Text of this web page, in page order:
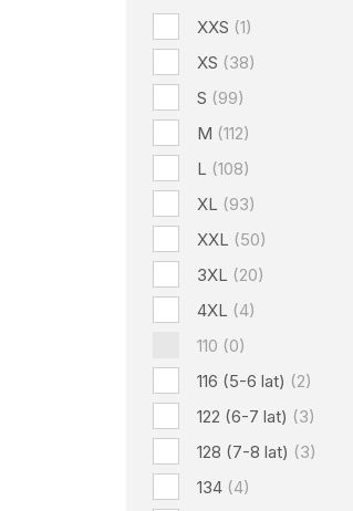
XXS (1)
XS (38)
S (99)
M (112)
L (108)
XL (93)
XXL (50)
3XL (20)
4XL (4)
110 (0)
116 (5-6 lat) (2)
122 (6-7 lat) (3)
128 (7-8 lat) (3)
134 (4)